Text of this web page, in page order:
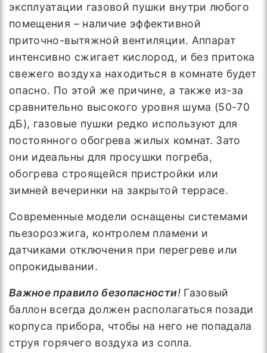
эксплуатации газовой пушки внутри любого
помещения – наличие эффективной
приточно-вытяжной вентиляции. Аппарат
интенсивно сжигает кислород, и без притока
свежего воздуха находиться в комнате будет
опасно. По этой же причине, а также из-за
сравнительно высокого уровня шума (50-70
дБ), газовые пушки редко используют для
постоянного обогрева жилых комнат. Зато
они идеальны для просушки погреба,
обогрева строящейся пристройки или
зимней вечеринки на закрытой террасе.
Современные модели оснащены системами
пьезорозжига, контролем пламени и
датчиками отключения при перегреве или
опрокидывании.
Важное правило безопасности!Газовый
баллон всегда должен располагаться позади
корпуса прибора, чтобы на него не попадала
струя горячего воздуха из сопла.